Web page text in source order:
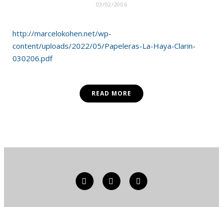
03/02/2006
http://marcelokohen.net/wp-
content/uploads/2022/05/Papeleras-La-Haya-Clarin-
030206.pdf
READ MORE